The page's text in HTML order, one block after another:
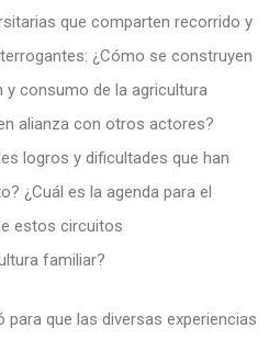
que comparten recorrido y
¿Cómo se construyen
consumo de la agricultura
alianza con otros actores?
logros y dificultades que han
¿Cuál es la agenda para el
estos circuitos
familiar?
que las diversas experiencias